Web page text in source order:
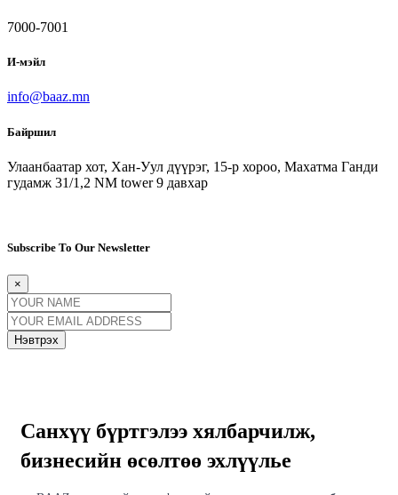
7000-7001
И-мэйл
info@baaz.mn
Байршил
Улаанбаатар хот, Хан-Уул дүүрэг, 15-р хороо, Махатма Ганди
гудамж 31/1,2 NM tower 9 давхар
Subscribe To Our Newsletter
×
Нэвтрэх
Санхүү бүртгэлээ хялбарчилж,
бизнесийн өсөлтөө эхлүүлье